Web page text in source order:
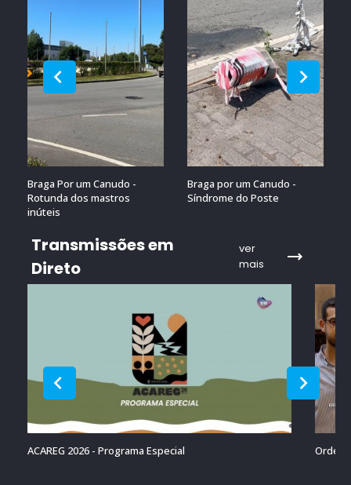
Braga Por um Canudo -
Rotunda dos mastros
inúteis
Braga por um Canudo -
Síndrome do Poste
Transmissões em
Direto
ver
mais
ACAREG 2026 - Programa Especial